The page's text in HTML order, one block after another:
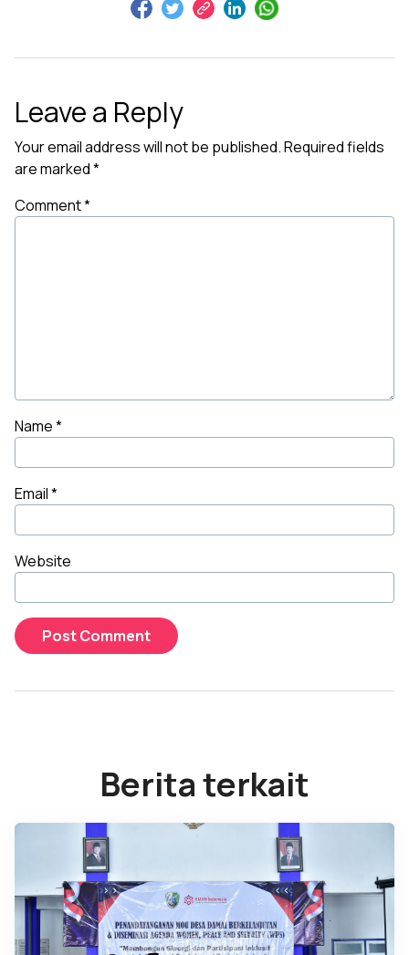
Leave a Reply
Your email address will not be published.Required fields
are marked*
Comment*
Name*
Email*
Website
Berita terkait